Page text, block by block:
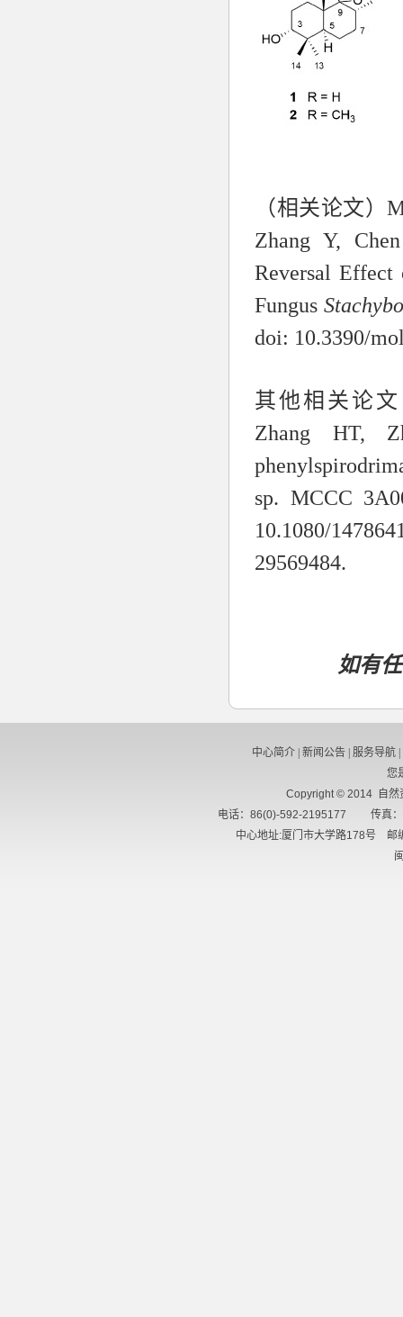
（相关论文）
Zhang Y,
Reversal Effect
Fungus
doi: 10.3390/
其他相关论
Zhang HT,
sp. MCCC
10.1080/
29569484.
如有
中心简介 新闻公告 服务导航
您
Copyright © 2014 自然
电话：86(0)-592-2195177 传真
中心地址:厦门市大学路178号